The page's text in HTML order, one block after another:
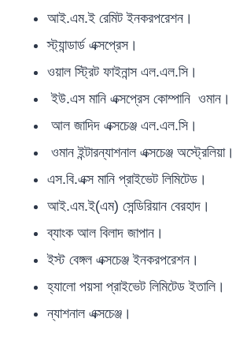
আই.এম.ই রেমিট ইনকরপরেশন।
স্ট্যান্ডার্ড এক্সপ্রেস।
ওয়াল স্ট্রিট ফাইনান্স এল.এল.সি।
ইউ.এস মানি এক্সপ্রেস কোম্পানি ওমান।
আল জাদিদ এক্সচেঞ্জ এল.এল.সি।
ওমান ইন্টারন্যাশনাল এক্সচেঞ্জ অস্ট্রেলিয়া।
এস.বি.এক্স মানি প্রাইভেট লিমিটেড।
আই.এম.ই(এম) সেন্ডিরিয়ান বেরহাদ।
ব্যাংক আল বিলাদ জাপান।
ইস্ট বেঙ্গল এক্সচেঞ্জ ইনকরপরেশন।
হ্যালো পয়সা প্রাইভেট লিমিটেড ইতালি।
ন্যাশনাল এক্সচেঞ্জ।